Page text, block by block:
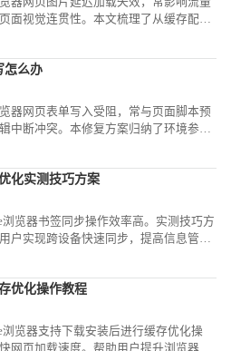
面视觉连贯性。本文梳理了从缓存配置
怎么办
器网页表单写入受阻，常与页面脚本预
中断冲突。本修复方案归纳了环境参数
化实测技巧方案
浏览器书签同步操作效率高。实测技巧方
户实现跨设备快速同步，提高信息管理
优化操作教程
浏览器支持下载安装后进行缓存优化操